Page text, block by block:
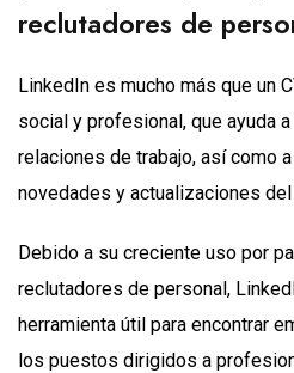
reclutadores de
LinkedIn es mucho más que un
social y profesional, que ayuda
relaciones de trabajo, así como
novedades y actualizaciones del
Debido a su creciente uso por
reclutadores de personal,
herramienta útil para encontrar
los puestos dirigidos a